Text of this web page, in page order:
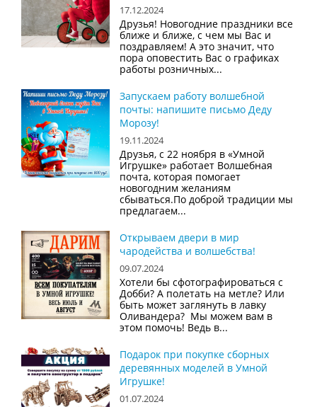
17.12.2024
Друзья! Новогодние праздники все
ближе и ближе, с чем мы Вас и
поздравляем! А это значит, что
пора оповестить Вас о графиках
работы розничных...
Запускаем работу волшебной
почты: напишите письмо Деду
Морозу!
19.11.2024
Друзья, с 22 ноября в «Умной
Игрушке» работает Волшебная
почта, которая помогает
новогодним желаниям
сбываться.По доброй традиции мы
предлагаем...
Открываем двери в мир
чародейства и волшебства!
09.07.2024
Хотели бы сфотографироваться с
Добби? А полетать на метле? Или
быть может заглянуть в лавку
Оливандера? Мы можем вам в
этом помочь! Ведь в...
Подарок при покупке сборных
деревянных моделей в Умной
Игрушке!
01.07.2024